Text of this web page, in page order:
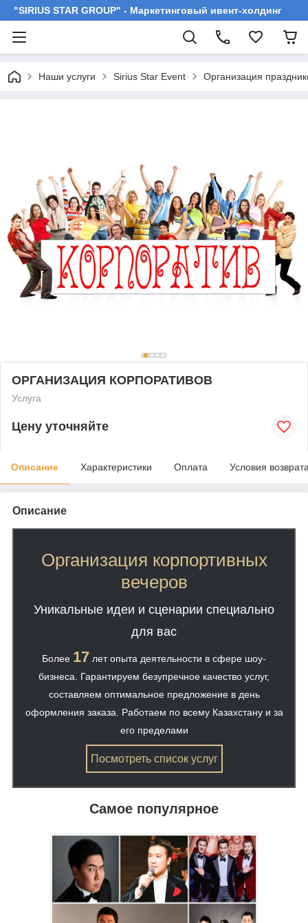
"SIRIUS STAR GROUP" - Маркетинговый ивент-холдинг
Наши услуги Sirius Star Event Организация
ОРГАНИЗАЦИЯ КОРПОРАТИВОВ
Услуга
Цену уточняйте
Описание Характеристики Оплата Условия
Описание
Организация корпортивных
вечеров
Уникальные идеи и сценарии специально
для вас
Более 17 лет опыта деятельности в сфере шоу-
бизнеса. Гарантируем безупречное качество услуг,
составляем оптимальное предложение в день
оформления заказа. Работаем по всему Казахстану и за
его пределами
Посмотреть список услуг
Самое популярное